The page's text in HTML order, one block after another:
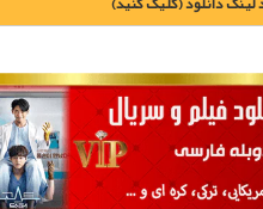
لينک دانلود (کليک کنيد)
1900 تومان – خريد لينک دانلود (افزودن به سبد خريد)